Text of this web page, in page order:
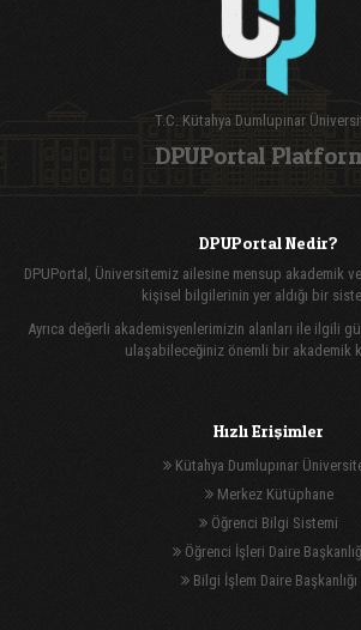
T.C. Kütahya Dumlupınar
DPUPortal
DPUPortal Nedir?
DPUPortal, Üniversitemiz ailesine mensup akademik
kişisel bilgilerinin yer aldığı bir
Ayrıca değerli akademisyenlerimizin alanları ile ilgili
ulaşabileceğiniz önemli bir akademik
Hızlı Erişimler
Kütahya Dumlupınar
Merkez Kütüphane
Öğrenci Bilgi Sistemi
Öğrenci İşleri Daire
Bilgi İşlem Daire Başkanlığı